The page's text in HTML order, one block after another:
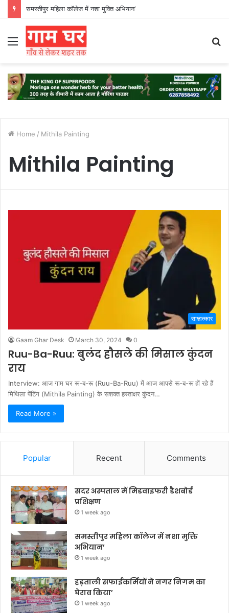
समस्तीपुर महिला कॉलेज में नशा मुक्ति अभियान’
Menu
Home / Mithila Painting
Mithila Painting
साक्षात्कार
Gaam Ghar Desk March 30, 2024 0
Ruu-Ba-Ruu: बुलंद हौसले की मिसाल कुंदन
राय
Interview: आज गाम घर रू-ब-रू (Ruu-Ba-Ruu) में आज आपसे रू-ब-रू हों रहे हैं
मिथिला पेंटिंग (Mithila Painting) के सशक्त हस्ताक्षर कुंदन…
Read More »
Popular Recent Comments
सदर अस्पताल में मिडवाइफरी डैशबोर्ड
प्रशिक्षण
1 week ago
समस्तीपुर महिला कॉलेज में नशा मुक्ति
अभियान’
1 week ago
हड़ताली सफाईकर्मियों ने नगर निगम का
घेराव किया’
1 week ago